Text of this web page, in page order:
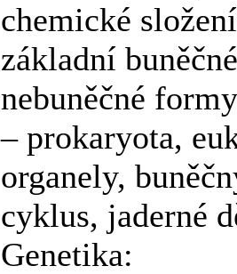
chemické
základní
nebuněčné
– prokaryota,
organely,
cyklus, jaderné
Genetika: